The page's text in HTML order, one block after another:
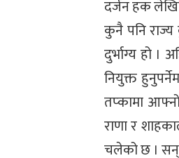
दर्जन हक
कुनै पनि
दुर्भाग्य हो ।
नियुक्त
तप्कामा
राणा र
चलेको छ । सन्